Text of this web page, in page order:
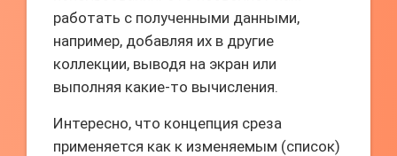
работать с полученными данными,
например, добавляя их в другие
коллекции, выводя на экран или
выполняя какие-то вычисления.
Интересно, что концепция среза
применяется как к изменяемым (список)